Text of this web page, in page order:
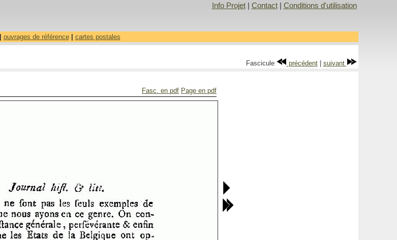
Info Projet| Contact| Conditions d'utilisation
ouvrages de référence| cartes postales
Fascicule précédent| suivant
Fasc. en pdf Page en pdf